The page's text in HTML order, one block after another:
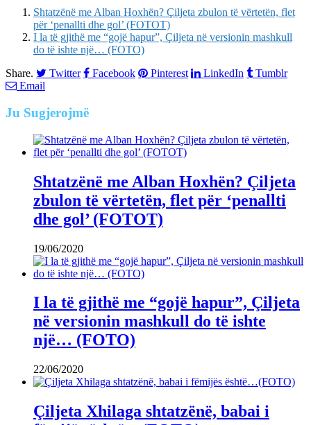
Shtatzënë me Alban Hoxhën? Çiljeta zbulon të vërtetën, flet
për ‘penallti dhe gol’ (FOTOT)
I la të gjithë me “gojë hapur”, Çiljeta në versionin mashkull
do të ishte një… (FOTO)
Share.
Twitter Facebook Pinterest LinkedIn
Tumblr
Email
Ju Sugjerojmë
Shtatzënë me Alban Hoxhën? Çiljeta
zbulon të vërtetën, flet për ‘penallti
dhe gol’ (FOTOT)
19/06/2020
I la të gjithë me “gojë hapur”, Çiljeta
në versionin mashkull do të ishte
një… (FOTO)
22/06/2020
Çiljeta Xhilaga shtatzënë, babai i